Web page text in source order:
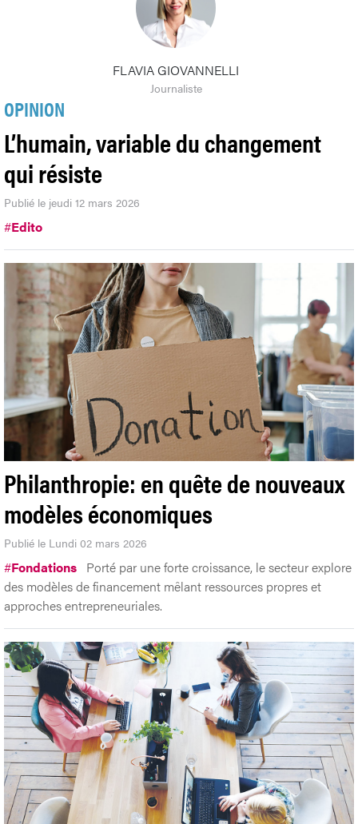
FLAVIA GIOVANNELLI
Journaliste
OPINION
L’humain, variable du changement
qui résiste
Publié le jeudi 12 mars 2026
#Edito
Philanthropie: en quête de nouveaux
modèles économiques
Publié le Lundi 02 mars 2026
#Fondations Porté par une forte croissance, le secteur explore
des modèles de financement mêlant ressources propres et
approches entrepreneuriales.